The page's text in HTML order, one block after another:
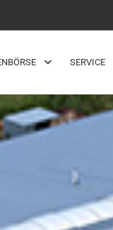
SERVICE